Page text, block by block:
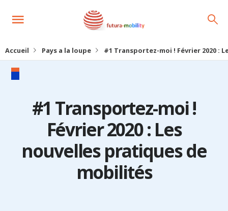
Accueil Pays a la loupe #1 Transportez-moi ! Février 2020 :
#1 Transportez-moi !
Février 2020 : Les
nouvelles pratiques de
mobilités